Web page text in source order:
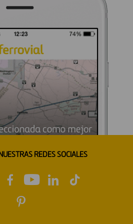
REDES SOCIALES